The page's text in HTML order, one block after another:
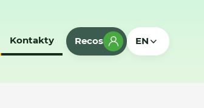
Kontakty Recos EN